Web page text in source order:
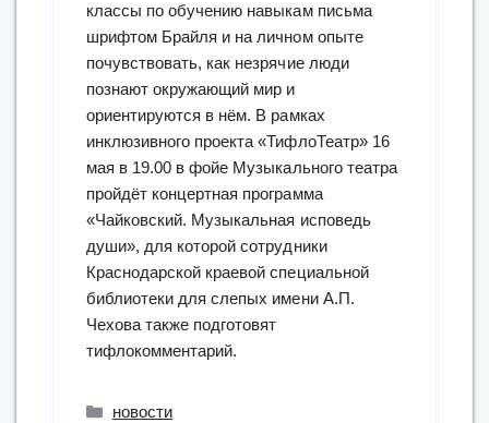
классы по обучению навыкам письма
шрифтом Брайля и на личном опыте
почувствовать, как незрячие люди
познают окружающий мир и
ориентируются в нём. В рамках
инклюзивного проекта «ТифлоТеатр» 16
мая в 19.00 в фойе Музыкального театра
пройдёт концертная программа
«Чайковский. Музыкальная исповедь
души», для которой сотрудники
Краснодарской краевой специальной
библиотеки для слепых имени А.П.
Чехова также подготовят
тифлокомментарий.
Рубрики
новости